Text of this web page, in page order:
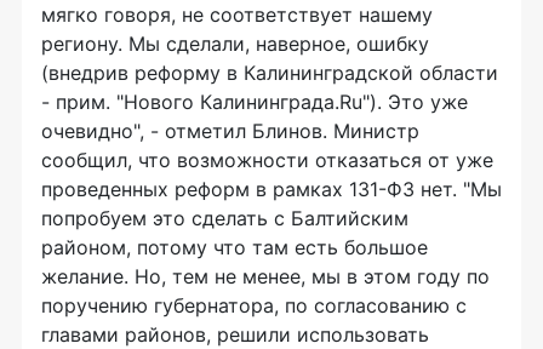
мягко говоря, не соответствует нашему
региону. Мы сделали, наверное, ошибку
(внедрив реформу в Калининградской области
- прим. "Нового Калининграда.Ru"). Это уже
очевидно", - отметил Блинов. Министр
сообщил, что возможности отказаться от уже
проведенных реформ в рамках 131-ФЗ нет. "Мы
попробуем это сделать с Балтийским
районом, потому что там есть большое
желание. Но, тем не менее, мы в этом году по
поручению губернатора, по согласованию с
главами районов, решили использовать